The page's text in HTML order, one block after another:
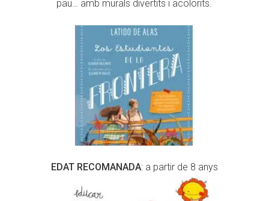
pau… amb murals divertits i acolorits.
EDAT RECOMANADA: a partir de 8 anys